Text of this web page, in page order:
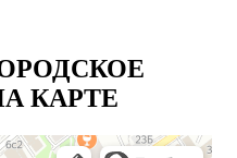
КАРТЕ